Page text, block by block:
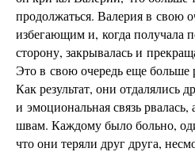
продолжаться. Валерия в свою
избегающим и, когда получала
сторону, закрывалась и
Это в свою очередь еще больше
Как результат, они отдалялись
и эмоциональная связь
швам. Каждому было больно,
что они теряли друг друга,